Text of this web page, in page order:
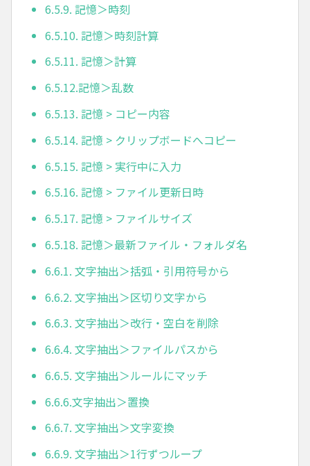
6.5.9. 記憶＞時刻
6.5.10. 記憶＞時刻計算
6.5.11. 記憶＞計算
6.5.12.記憶＞乱数
6.5.13. 記憶 > コピー内容
6.5.14. 記憶 > クリップボードへコピー
6.5.15. 記憶 > 実行中に入力
6.5.16. 記憶 > ファイル更新日時
6.5.17. 記憶 > ファイルサイズ
6.5.18. 記憶＞最新ファイル・フォルダ名
6.6.1. 文字抽出＞括弧・引用符号から
6.6.2. 文字抽出＞区切り文字から
6.6.3. 文字抽出＞改行・空白を削除
6.6.4. 文字抽出＞ファイルパスから
6.6.5. 文字抽出＞ルールにマッチ
6.6.6.文字抽出＞置換
6.6.7. 文字抽出＞文字変換
6.6.9. 文字抽出＞1行ずつループ